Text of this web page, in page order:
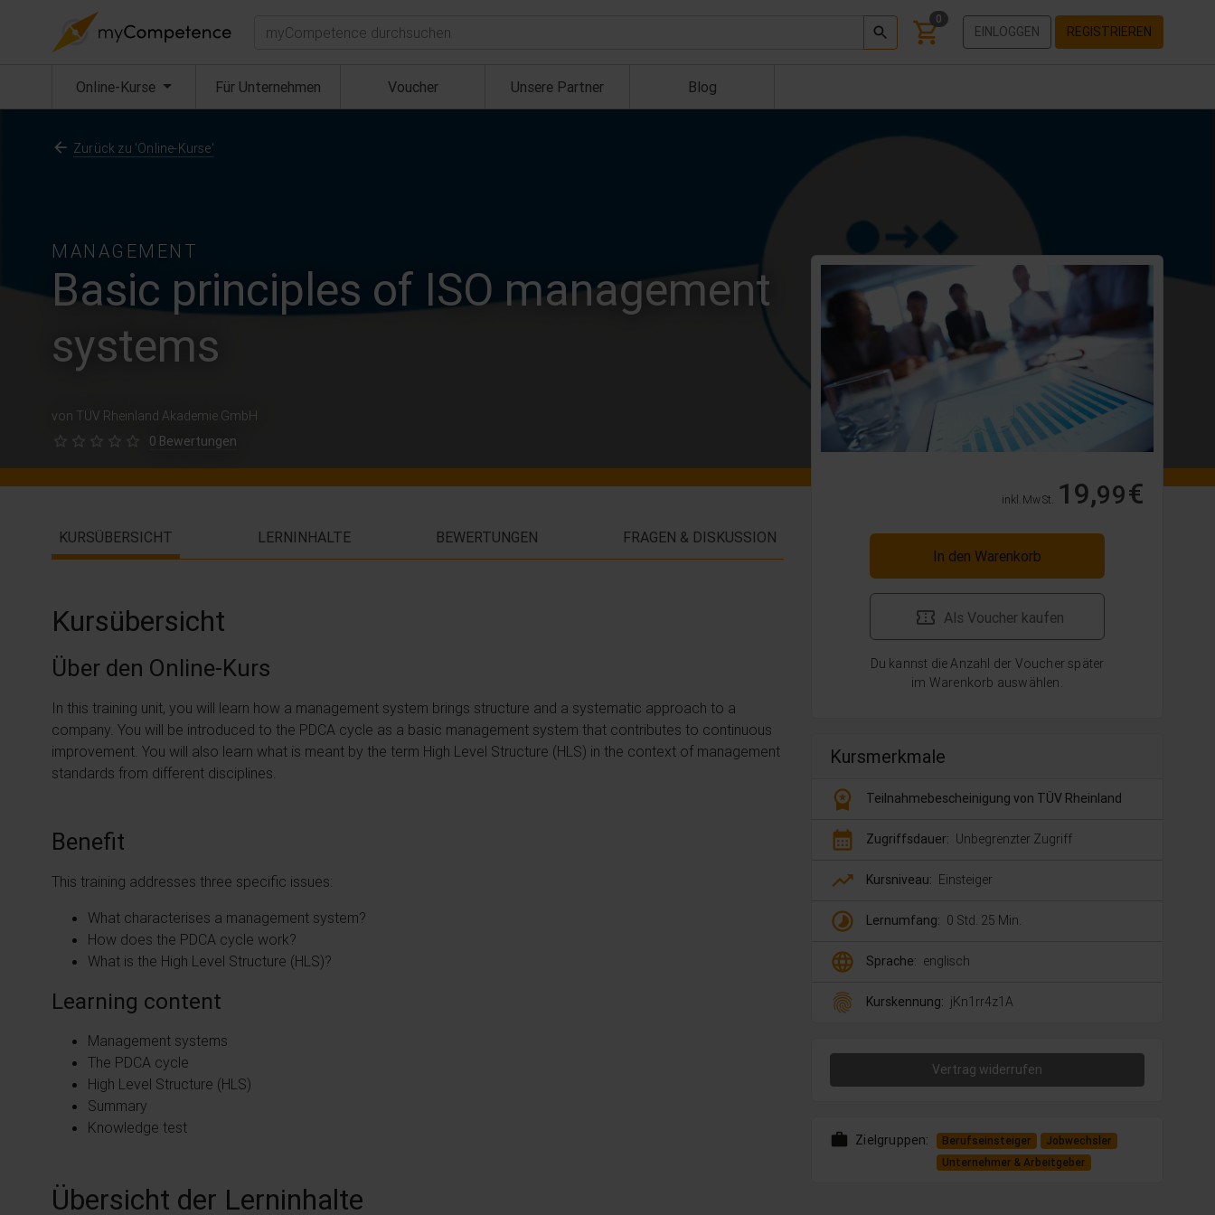
Suchen 0
EINLOGGEN REGISTRIEREN
Online-Kurse (aktuell) Für Unternehmen Voucher Unsere Partner Blog
MANAGEMENT
Basic principles of ISO management
systems
von TÜV Rheinland Akademie GmbH
0 Bewertungen
Zurück zu 'Online-Kurse'
inkl. MwSt. 19,99€
In den Warenkorb
Als Voucher kaufen
Du kannst die Anzahl der Voucher später
im Warenkorb auswählen.
Kursmerkmale
workspace_premium Teilnahmebescheinigung von TÜV Rheinland
calendar_month Zugriffsdauer: Unbegrenzter Zugriff
trending_up Kursniveau: Einsteiger
timelapse Lernumfang: 0 Std. 25 Min.
language Sprache: englisch
fingerprint Kurskennung: jKn1rr4z1A
Vertrag widerrufen
work Zielgruppen: Berufseinsteiger
Jobwechsler
Unternehmer & Arbeitgeber
KURSÜBERSICHT LERNINHALTE BEWERTUNGEN FRAGEN & DISKUSSION
Kursübersicht
Über den Online-Kurs
In this training unit, you will learn how a management system brings structure and a systematic approach to a
company. You will be introduced to the PDCA cycle as a basic management system that contributes to continuous
improvement. You will also learn what is meant by the term High Level Structure (HLS) in the context of management
standards from different disciplines.
Benefit
This training addresses three specific issues:
What characterises a management system?
How does the PDCA cycle work?
What is the High Level Structure (HLS)?
Learning content
Management systems
The PDCA cycle
High Level Structure (HLS)
Summary
Knowledge test
Übersicht der Lerninhalte